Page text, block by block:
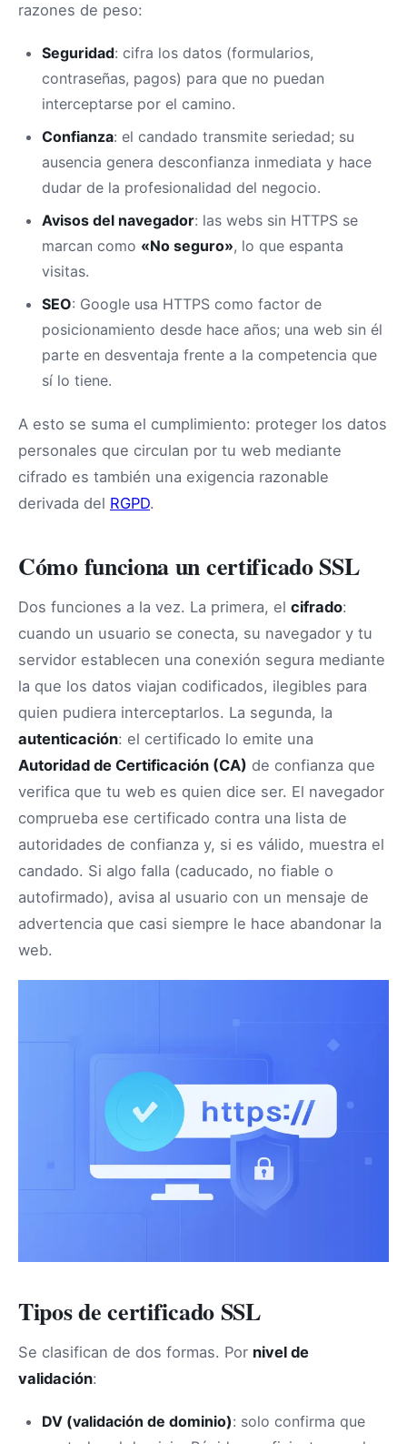
razones de peso:
Seguridad: cifra los datos (formularios,
contraseñas, pagos) para que no puedan
interceptarse por el camino.
Confianza: el candado transmite seriedad; su
ausencia genera desconfianza inmediata y hace
dudar de la profesionalidad del negocio.
Avisos del navegador: las webs sin HTTPS se
marcan como «No seguro», lo que espanta
visitas.
SEO: Google usa HTTPS como factor de
posicionamiento desde hace años; una web sin él
parte en desventaja frente a la competencia que
sí lo tiene.
A esto se suma el cumplimiento: proteger los datos
personales que circulan por tu web mediante
cifrado es también una exigencia razonable
derivada del RGPD.
Cómo funciona un certificado SSL
Dos funciones a la vez. La primera, el cifrado:
cuando un usuario se conecta, su navegador y tu
servidor establecen una conexión segura mediante
la que los datos viajan codificados, ilegibles para
quien pudiera interceptarlos. La segunda, la
autenticación: el certificado lo emite una
Autoridad de Certificación (CA) de confianza que
verifica que tu web es quien dice ser. El navegador
comprueba ese certificado contra una lista de
autoridades de confianza y, si es válido, muestra el
candado. Si algo falla (caducado, no fiable o
autofirmado), avisa al usuario con un mensaje de
advertencia que casi siempre le hace abandonar la
web.
Tipos de certificado SSL
Se clasifican de dos formas. Por nivel de
validación:
DV (validación de dominio): solo confirma que